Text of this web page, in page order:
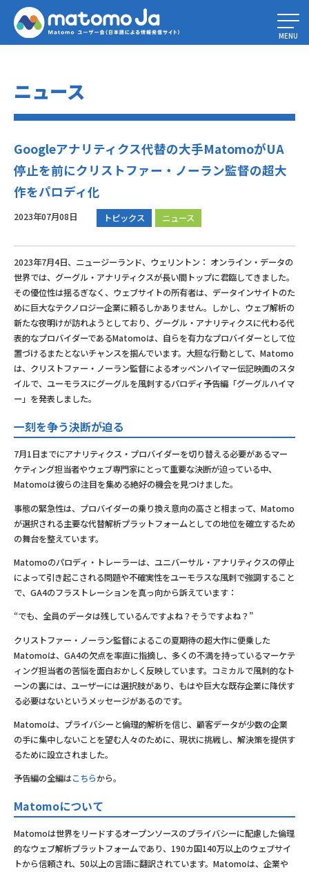
Home»
Googleアナリティクス代替の大手MatomoがUA停止を前にクリス
トファー・ノーラン監督の超大作をパロディ化
MENU
ニュース
Googleアナリティクス代替の大手MatomoがUA
停止を前にクリストファー・ノーラン監督の超大
作をパロディ化
2023年07月08日 トピックス ニュース
2023年7月4日、ニュージーランド、ウェリントン： オンライン・データの
世界では、グーグル・アナリティクスが長い間トップに君臨してきました。
その優位性は揺るぎなく、ウェブサイトの所有者は、データインサイトのた
めに巨大なテクノロジー企業に頼るしかありません。しかし、ウェブ解析の
新たな夜明けが訪れようとしており、グーグル・アナリティクスに代わる代
表的なプロバイダーであるMatomoは、自らを有力なプロバイダーとして位
置づけるまたとないチャンスを掴んでいます。大胆な行動として、Matomo
は、クリストファー・ノーラン監督によるオッペンハイマー伝記映画のスタ
イルで、ユーモラスにグーグルを風刺するパロディ予告編「グーグルハイマ
ー」を発表しました。
一刻を争う決断が迫る
7月1日までにアナリティクス・プロバイダーを切り替える必要があるマー
ケティング担当者やウェブ専門家にとって重要な決断が迫っている中、
Matomoは彼らの注目を集める絶好の機会を見つけました。
事態の緊急性は、プロバイダーの乗り換え意向の高さと相まって、Matomo
が選択される主要な代替解析プラットフォームとしての地位を確立するため
の舞台を整えています。
Matomoのパロディ・トレーラーは、ユニバーサル・アナリティクスの停止
によって引き起こされる問題や不確実性をユーモラスな風刺で強調すること
で、GA4のフラストレーションを真っ向から訴えています：
“でも、全員のデータは残しているんですよね？そうですよね？”
クリストファー・ノーラン監督によるこの夏期待の超大作に便乗した
Matomoは、GA4の欠点を率直に指摘し、多くの不満を持っているマーケテ
ィング担当者の苦悩を面白おかしく反映しています。コミカルで風刺的なト
ーンの裏には、ユーザーには選択肢があり、もはや巨大な既存企業に降伏す
る必要はないというメッセージがあるのです。
Matomoは、プライバシーと倫理的解析を信じ、顧客データが少数の企業
の手に集中しないことを望む人々のために、現状に挑戦し、解決策を提供す
るために設立されました。
予告編の全編はこちらから。
Matomoについて
Matomoは世界をリードするオープンソースのプライバシーに配慮した倫理
的なウェブ解析プラットフォームであり、190カ国140万以上のウェブサイ
トから信頼され、50以上の言語に翻訳されています。Matomoは、企業や